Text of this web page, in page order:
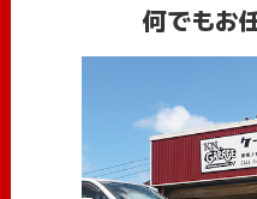
何でもお